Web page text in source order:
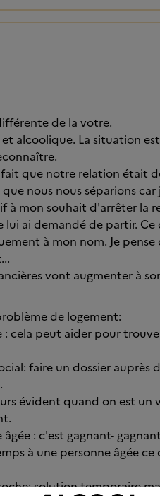
de la votre.
alcoolique. La situation
que notre relation était
nous nous séparions
à mon souhait d'arrêter la
ai demandé de partir.
à mon nom. Je
vont augmenter à
de logement:
: cela peut aider pour
faire un dossier auprès
évident quand on est un
: c'est gagnant-
à une personne âgée
solution temporaire